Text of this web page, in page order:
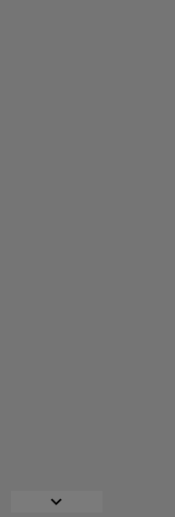
expand_more